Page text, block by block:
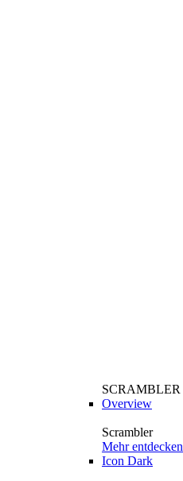
SCRAMBLER
Overview
Scrambler
Mehr entdecken
Icon Dark